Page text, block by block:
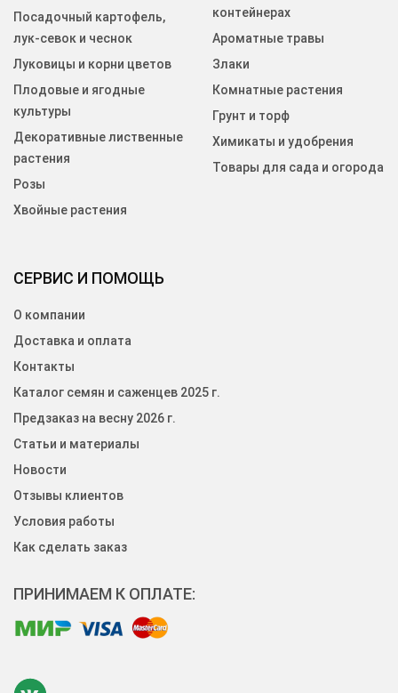
СЕРВИС И ПОМОЩЬ
О компании
Доставка и оплата
Контакты
Каталог семян и саженцев 2025 г.
Предзаказ на весну 2026 г.
Статьи и материалы
Новости
Отзывы клиентов
Условия работы
Как сделать заказ
Посадочный картофель,
лук-севок и чеснок
Луковицы и корни цветов
Плодовые и ягодные
культуры
Декоративные лиственные
растения
Розы
Хвойные растения
контейнерах
Ароматные травы
Злаки
Комнатные растения
Грунт и торф
Химикаты и удобрения
Товары для сада и огорода
ПРИНИМАЕМ К ОПЛАТЕ: